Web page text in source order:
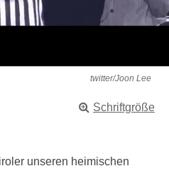
twitter/Joon Lee
Schriftgröße
unseren heimischen